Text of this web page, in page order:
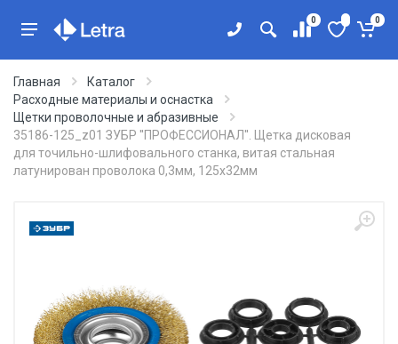
0 0
Главная
Каталог
Расходные материалы и оснастка
Щетки проволочные и абразивные
35186-125_z01 ЗУБР ''ПРОФЕССИОНАЛ''. Щетка дисковая
для точильно-шлифовального станка, витая стальная
латунирован проволока 0,3мм, 125х32мм